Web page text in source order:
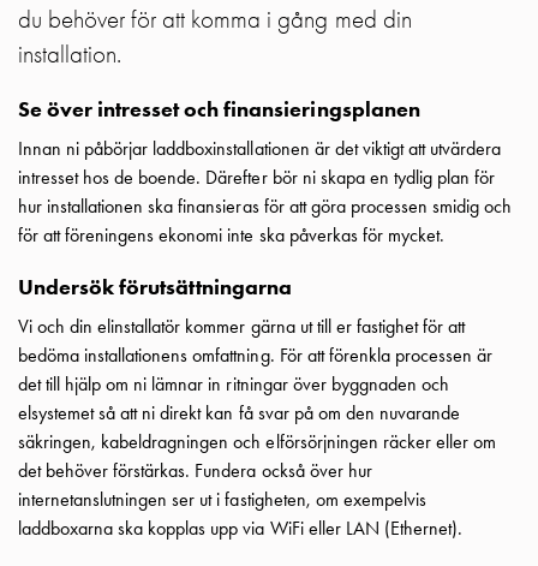
(AC)
Mätarskåp
Marina
för
solceller,
hem
och
fastigheter
Laddstation
RAPID
Betalstationer
Support
Hitta
återförsäljare
Kunskap
Ordlista
du behöver för att komma i gång med din
installation.
Se över intresset och finansieringsplanen
Innan ni påbörjar laddboxinstallationen är det viktigt att utvärdera
intresset hos de boende. Därefter bör ni skapa en tydlig plan för
hur installationen ska finansieras för att göra processen smidig och
för att föreningens ekonomi inte ska påverkas för mycket.
Undersök förutsättningarna
Vi och din elinstallatör kommer gärna ut till er fastighet för att
bedöma installationens omfattning. För att förenkla processen är
det till hjälp om ni lämnar in ritningar över byggnaden och
elsystemet så att ni direkt kan få svar på om den nuvarande
säkringen, kabeldragningen och elförsörjningen räcker eller om
det behöver förstärkas. Fundera också över hur
internetanslutningen ser ut i fastigheten, om exempelvis
laddboxarna ska kopplas upp via WiFi eller LAN (Ethernet).